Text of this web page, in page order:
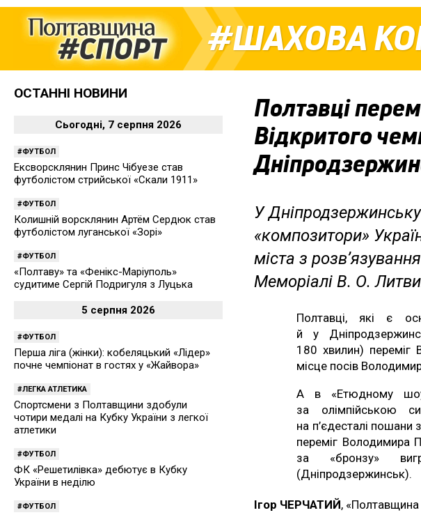
ШАХОВА
Полтавці
Відкритого
У
«композитори»
міста з
Меморіалі В. О.
Полтавці, які є
й у
180 хвилин) переміг
місце посів
А в «Етюдному
за олімпійською
на п’єдесталі пошани
переміг Володимира
за «бронзу»
(Дніпродзержинськ).
Ігор ЧЕРЧАТИЙ,
ОСТАННІ НОВИНИ
Сьогодні, 7 серпня 2026
ФУТБОЛ
Ексворсклянин Принс Чібуезе став
футболістом стрийської «Скали 1911»
ФУТБОЛ
Колишній ворсклянин Артём Сердюк став
футболістом луганської «Зорі»
ФУТБОЛ
«Полтаву» та «Фенікс-Маріуполь»
судитиме Сергій Подригуля з Луцька
5 серпня 2026
ФУТБОЛ
Перша ліга (жінки): кобеляцький «Лідер»
почне чемпіонат в гостях у «Жайвора»
ЛЕГКА АТЛЕТИКА
Спортсмени з Полтавщини здобули
чотири медалі на Кубку України з легкої
атлетики
ФУТБОЛ
ФК «Решетилівка» дебютує в Кубку
України в неділю
ФУТБОЛ